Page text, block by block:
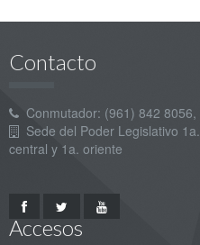
Contacto
Conmutador: (961) 842
Sede del Poder Legislativo
central y 1a. oriente
Accesos